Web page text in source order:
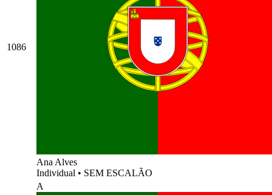
1086
Ana Alves
Individual • SEM ESCALÃO
A